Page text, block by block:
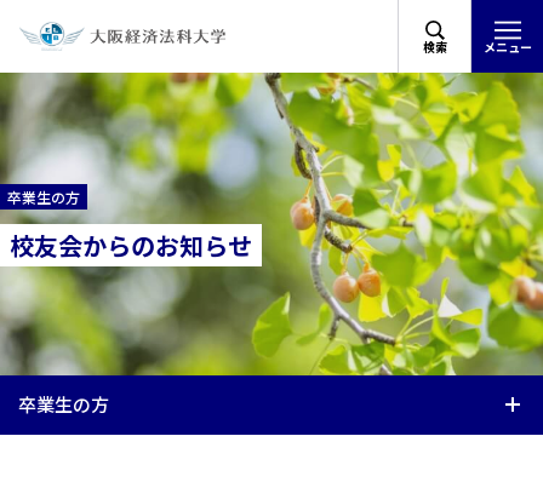
検索 メニュー
卒業生の方
校友会からのお知らせ
卒業生の方